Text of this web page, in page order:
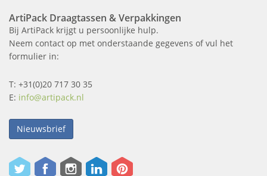
ArtiPack Draagtassen & Verpakkingen
Bij ArtiPack krijgt u persoonlijke hulp.
Neem contact op met onderstaande gegevens of vul het
formulier in:
T: +31(0)20 717 30 35
E: info@artipack.nl
Nieuwsbrief